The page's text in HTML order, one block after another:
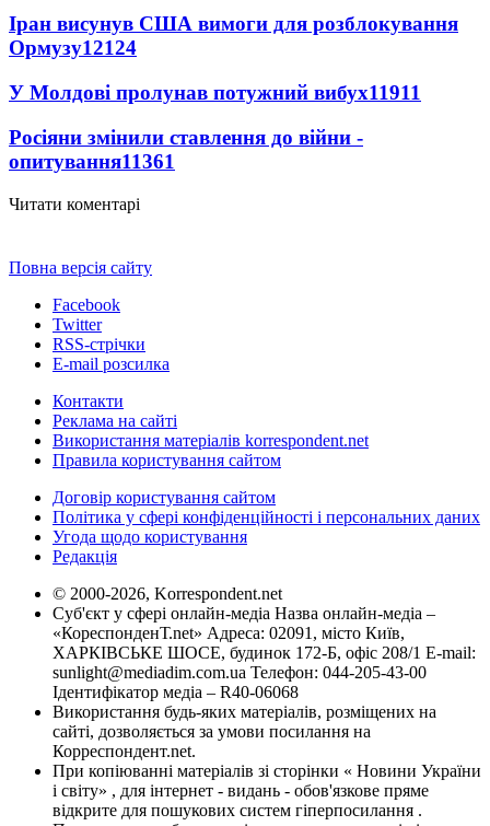
Іран висунув США вимоги для розблокування
Ормузу12124
У Молдові пролунав потужний вибух11911
Росіяни змінили ставлення до війни -
опитування11361
Читати коментарі
Повна версія сайту
Facebook
Twitter
RSS-стрічки
E-mail розсилка
Контакти
Реклама на сайті
Використання матеріалів korrespondent.net
Правила користування сайтом
Договір користування сайтом
Політика у сфері конфіденційності і персональних даних
Угода щодо користування
Редакція
© 2000-2026, Korrespondent.net
Суб'єкт у сфері онлайн-медіа Назва онлайн-медіа –
«КореспонденТ.net» Адреса: 02091, місто Київ,
ХАРКІВСЬКЕ ШОСЕ, будинок 172-Б, офіс 208/1 E-mail:
sunlight@mediadim.com.ua Телефон: 044-205-43-00
Ідентифікатор медіа – R40-06068
Використання будь-яких матеріалів, розміщених на
сайті, дозволяється за умови посилання на
Корреспондент.net.
При копіюванні матеріалів зі сторінки « Новини України
і світу» , для інтернет - видань - обов'язкове пряме
відкрите для пошукових систем гіперпосилання .